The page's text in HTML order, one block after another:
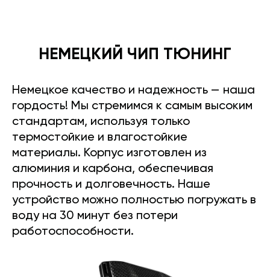
НЕМЕЦКИЙ ЧИП ТЮНИНГ
Немецкое качество и надежность — наша
гордость! Мы стремимся к самым высоким
стандартам, используя только
термостойкие и влагостойкие
материалы. Корпус изготовлен из
алюминия и карбона, обеспечивая
прочность и долговечность. Наше
устройство можно полностью погружать в
воду на 30 минут без потери
работоспособности.